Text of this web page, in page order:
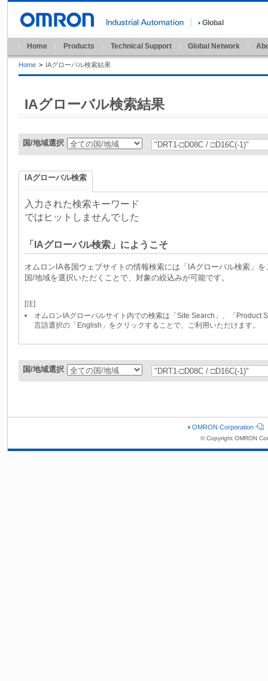
Global
Home Products Technical Support Global Network
Home > IAグローバル検索結果
IAグローバル検索結果
国/地域選択
IAグローバル検索
入力された検索キーワード
ではヒットしませんでした
「IAグローバル検索」にようこそ
オムロンIA各国ウェブサイトの情報検索には「IAグローバル検索」
国/地域を選択いただくことで、対象の絞込みが可能です。
[注]
オムロンIAグローバルサイト内での検索は「Site Search」、「Product
言語選択の「English」をクリックすることで、ご利用いただけます。
国/地域選択
OMRON Corporation
© Copyright OMRON